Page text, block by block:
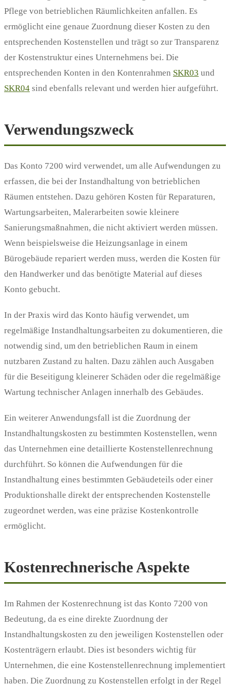
Pflege von betrieblichen Räumlichkeiten anfallen. Es
ermöglicht eine genaue Zuordnung dieser Kosten zu den
entsprechenden Kostenstellen und trägt so zur Transparenz
der Kostenstruktur eines Unternehmens bei. Die
entsprechenden Konten in den Kontenrahmen SKR03 und
SKR04 sind ebenfalls relevant und werden hier aufgeführt.
Verwendungszweck
Das Konto 7200 wird verwendet, um alle Aufwendungen zu
erfassen, die bei der Instandhaltung von betrieblichen
Räumen entstehen. Dazu gehören Kosten für Reparaturen,
Wartungsarbeiten, Malerarbeiten sowie kleinere
Sanierungsmaßnahmen, die nicht aktiviert werden müssen.
Wenn beispielsweise die Heizungsanlage in einem
Bürogebäude repariert werden muss, werden die Kosten für
den Handwerker und das benötigte Material auf dieses
Konto gebucht.
In der Praxis wird das Konto häufig verwendet, um
regelmäßige Instandhaltungsarbeiten zu dokumentieren, die
notwendig sind, um den betrieblichen Raum in einem
nutzbaren Zustand zu halten. Dazu zählen auch Ausgaben
für die Beseitigung kleinerer Schäden oder die regelmäßige
Wartung technischer Anlagen innerhalb des Gebäudes.
Ein weiterer Anwendungsfall ist die Zuordnung der
Instandhaltungskosten zu bestimmten Kostenstellen, wenn
das Unternehmen eine detaillierte Kostenstellenrechnung
durchführt. So können die Aufwendungen für die
Instandhaltung eines bestimmten Gebäudeteils oder einer
Produktionshalle direkt der entsprechenden Kostenstelle
zugeordnet werden, was eine präzise Kostenkontrolle
ermöglicht.
Kostenrechnerische Aspekte
Im Rahmen der Kostenrechnung ist das Konto 7200 von
Bedeutung, da es eine direkte Zuordnung der
Instandhaltungskosten zu den jeweiligen Kostenstellen oder
Kostenträgern erlaubt. Dies ist besonders wichtig für
Unternehmen, die eine Kostenstellenrechnung implementiert
haben. Die Zuordnung zu Kostenstellen erfolgt in der Regel